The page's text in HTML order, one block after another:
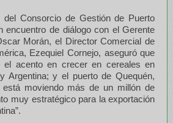
del Consorcio de Gestión de Puerto
encuentro de diálogo con el Gerente
Morán, el Director Comercial de
Ezequiel Cornejo, aseguró que
el acento en crecer en cereales en
Argentina; y el puerto de Quequén,
moviendo más de un millón de
muy estratégico para la exportación